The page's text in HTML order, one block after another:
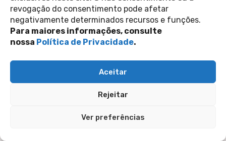
revogação do consentimento pode afetar
negativamente determinados recursos e funções.
Para maiores informações, consulte
nossa Política de Privacidade.
Aceitar
Rejeitar
Ver preferências
Inscreva-se na nossa newsletter
siga-nos nas redes sociais